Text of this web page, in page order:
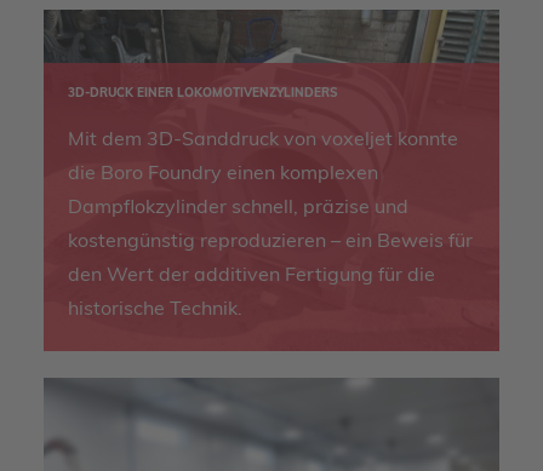
3D-DRUCK EINER LOKOMOTIVENZYLINDERS
Mit dem 3D-Sanddruck von voxeljet konnte
die Boro Foundry einen komplexen
Dampflokzylinder schnell, präzise und
kostengünstig reproduzieren – ein Beweis für
den Wert der additiven Fertigung für die
historische Technik.